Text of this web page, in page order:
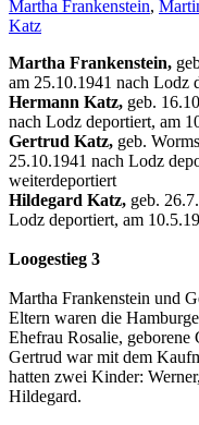
Martha Frankenstein,
Katz
Martha Frankenstein,
am 25.10.1941 nach Lodz
Hermann Katz, geb.
nach Lodz deportiert, am
Gertrud Katz, geb.
25.10.1941 nach Lodz
weiterdeportiert
Hildegard Katz, geb.
Lodz deportiert, am
Loogestieg 3
Martha Frankenstein und
Eltern waren die
Ehefrau Rosalie, geborene
Gertrud war mit dem
hatten zwei Kinder:
Hildegard.